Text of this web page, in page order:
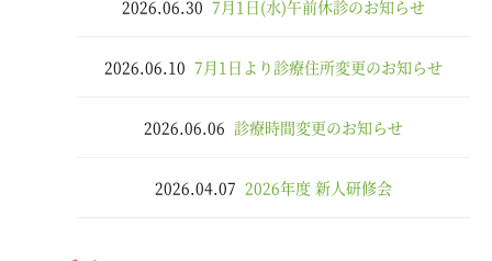
2026.06.30 7月1日(水)午前休診のお知らせ
2026.06.10 7月1日より診療住所変更のお知らせ
2026.06.06 診療時間変更のお知らせ
2026.04.07 2026年度 新人研修会